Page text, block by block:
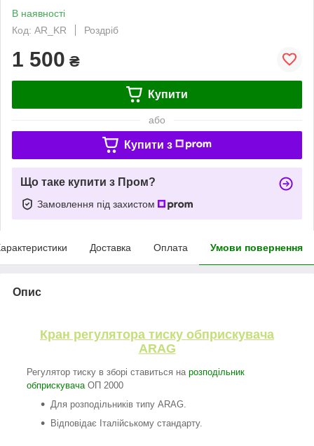
В наявності
Код: AR_KR
Роздріб
1 500 ₴
Купити
або
Купити з
Що таке купити з Пром?
Замовлення під захистом
Доставка Оплата Умови повернення
Опис
Кран регулятора тиску обприскувача
ARAG
Регулятор тиску в зборі ставиться на розподільник
обприскувачаОП 2000
Для розподільників типу ARAG.
Відповідає Італійському стандарту.